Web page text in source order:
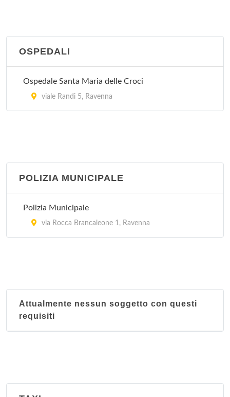
OSPEDALI
Ospedale Santa Maria delle Croci
viale Randi 5, Ravenna
POLIZIA MUNICIPALE
Polizia Municipale
via Rocca Brancaleone 1, Ravenna
Attualmente nessun soggetto con questi
requisiti